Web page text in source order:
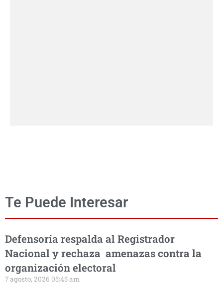
Te Puede Interesar
Defensoría respalda al Registrador
Nacional y rechaza amenazas contra la
organización electoral
7 agosto, 2026 05:45 am